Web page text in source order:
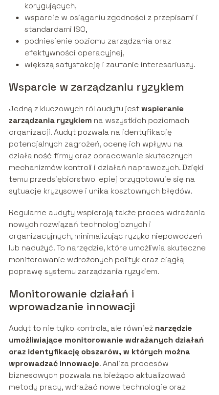
korygujących,
wsparcie w osiąganiu zgodności z przepisami i
standardami ISO,
podniesienie poziomu zarządzania oraz
efektywności operacyjnej,
większą satysfakcję i zaufanie interesariuszy.
Wsparcie w zarządzaniu ryzykiem
Jedną z kluczowych ról audytu jestwspieranie
zarządzania ryzykiem na wszystkich poziomach
organizacji. Audyt pozwala na identyfikację
potencjalnych zagrożeń, ocenę ich wpływu na
działalność firmy oraz opracowanie skutecznych
mechanizmów kontroli i działań naprawczych. Dzięki
temu przedsiębiorstwo lepiej przygotowuje się na
sytuacje kryzysowe i unika kosztownych błędów.
Regularne audyty wspierają także proces wdrażania
nowych rozwiązań technologicznych i
organizacyjnych, minimalizując ryzyko niepowodzeń
lub nadużyć. To narzędzie, które umożliwia skuteczne
monitorowanie wdrożonych polityk oraz ciągłą
poprawę systemu zarządzania ryzykiem.
Monitorowanie działań i
wprowadzanie innowacji
Audyt to nie tylko kontrola, ale również narzędzie
umożliwiające monitorowanie wdrażanych działań
oraz identyfikację obszarów, w których można
wprowadzać innowacje. Analiza procesów
biznesowych pozwala na bieżąco aktualizować
metody pracy, wdrażać nowe technologie oraz